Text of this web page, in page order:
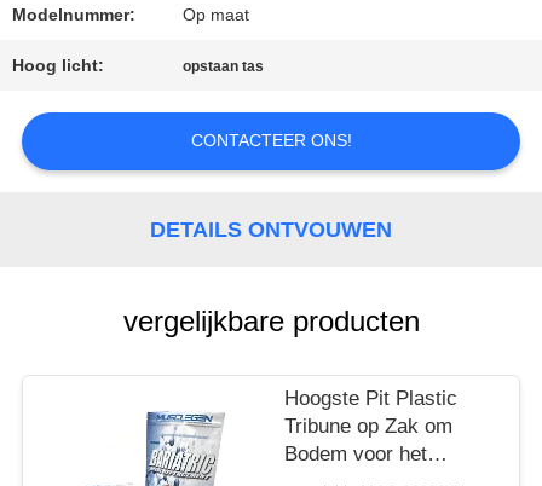
Modelnummer: Op maat
Hoog licht: opstaan tas
CONTACTEER ONS!
DETAILS ONTVOUWEN
vergelijkbare producten
Hoogste Pit Plastic
Tribune op Zak om
Bodem voor het